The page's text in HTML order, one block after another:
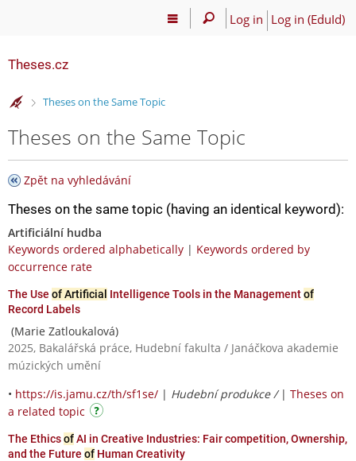
Log in Log in (EduId)
Theses.cz
>
Theses on the Same Topic
Theses on the Same Topic
Zpět na vyhledávání
Theses on the same topic (having an identical keyword):
Artificiální hudba
Keywords ordered alphabetically | Keywords ordered by
occurrence rate
The Use of Artificial Intelligence Tools in the Managementof
Record Labels
(Marie Zatloukalová)
2025, Bakalářská práce, Hudební fakulta / Janáčkova akademie
múzických umění
• https://is.jamu.cz/th/sf1se/ | Hudební produkce / | Theses on
a related topic
The EthicsofAI in Creative Industries: Fair competition, Ownership,
and the Future of Human Creativity